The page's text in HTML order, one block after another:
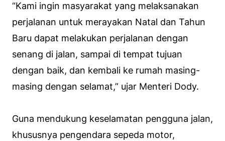
“Kami ingin masyarakat yang melaksanakan
perjalanan untuk merayakan Natal dan Tahun
Baru dapat melakukan perjalanan dengan
senang di jalan, sampai di tempat tujuan
dengan baik, dan kembali ke rumah masing-
masing dengan selamat,” ujar Menteri Dody.
Guna mendukung keselamatan pengguna jalan,
khususnya pengendara sepeda motor,